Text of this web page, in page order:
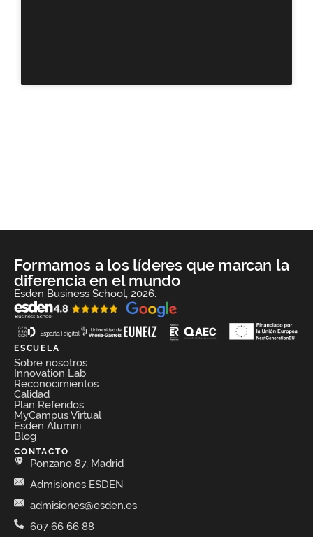
Formamos a los líderes que marcan la
diferencia en el mundo
Esden Business School, 2026.
ESCUELA
Sobre nosotros
Innovation Lab
Reconocimientos
Calidad
Plan Referidos
MyCampus Virtual
Esden Alumni
Blog
CONTACTO
Ponzano 87, Madrid
Admisiones ESDEN
admisiones@esden.es
607 66 66 88